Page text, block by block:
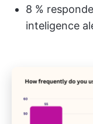
8 %
inteligence